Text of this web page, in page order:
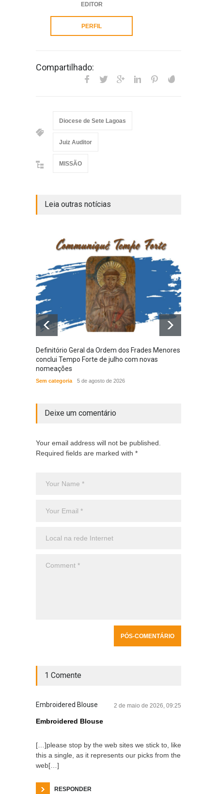
EDITOR
PERFIL
Compartilhado:
Diocese de Sete Lagoas
Juiz Auditor
MISSÃO
Leia outras notícias
Definitório Geral da Ordem dos Frades Menores
conclui Tempo Forte de julho com novas
nomeações
Sem categoria 5 de agosto de 2026
Deixe um comentário
Your email address will not be published.
Required fields are marked with *
1 Comente
Embroidered Blouse 2 de maio de 2026, 09:25
Embroidered Blouse
[…]please stop by the web sites we stick to, like
this a single, as it represents our picks from the
web[…]
RESPONDER